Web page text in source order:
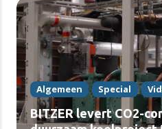
Algemeen Special
BITZER levert CO2-